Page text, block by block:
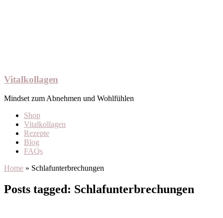
Vitalkollagen
Mindset zum Abnehmen und Wohlfühlen
Shop
Vitalkollagen
Rezepte
Blog
FAQs
Home » Schlafunterbrechungen
Posts tagged: Schlafunterbrechungen